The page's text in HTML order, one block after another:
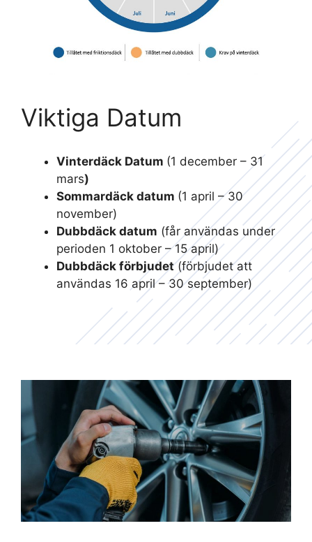
Viktiga Datum
Vinterdäck Datum (1 december – 31
mars)
Sommardäck datum (1 april – 30
november)
Dubbdäck datum (får användas under
perioden 1 oktober – 15 april)
Dubbdäck förbjudet(förbjudet att
användas 16 april – 30 september)